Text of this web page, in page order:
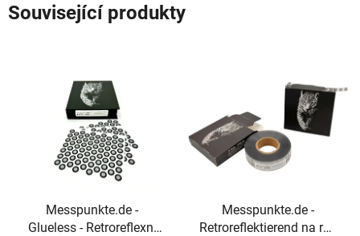
Související produkty
Messpunkte.de -
Glueless - Retroreflexní
Messpunkte.de -
Retroreflektierend na roli